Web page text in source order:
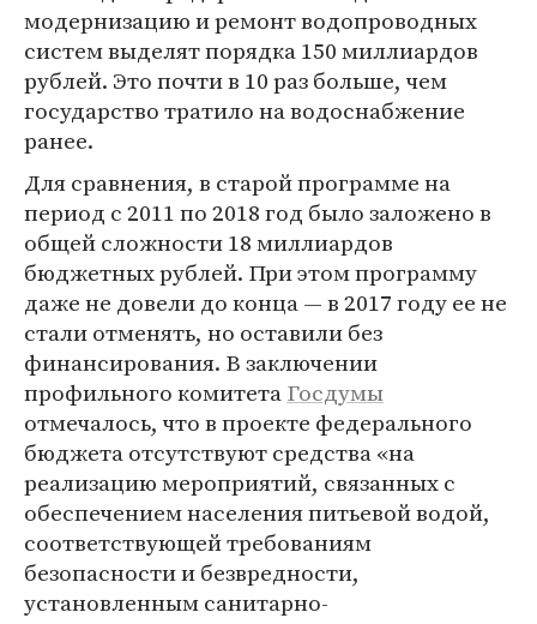
модернизацию и ремонт водопроводных
систем выделят порядка 150 миллиардов
рублей. Это почти в 10 раз больше, чем
государство тратило на водоснабжение
ранее.
Для сравнения, в старой программе на
период с 2011 по 2018 год было заложено в
общей сложности 18 миллиардов
бюджетных рублей. При этом программу
даже не довели до конца — в 2017 году ее не
стали отменять, но оставили без
финансирования. В заключении
профильного комитетаГосдумы
отмечалось, что в проекте федерального
бюджета отсутствуют средства «на
реализацию мероприятий, связанных с
обеспечением населения питьевой водой,
соответствующей требованиям
безопасности и безвредности,
установленным санитарно-